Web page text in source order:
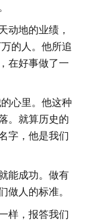
地的业绩，
的人。他所追
在好事做了一
心里。他这种
。就算历史的
字，他是我们
能成功。做有
做人的标准。
样，报答我们